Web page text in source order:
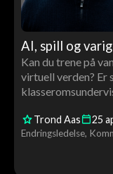
AI, spill og
Kan du trene på
virtuell verden?
Trond Aas 25
Endringsledelse